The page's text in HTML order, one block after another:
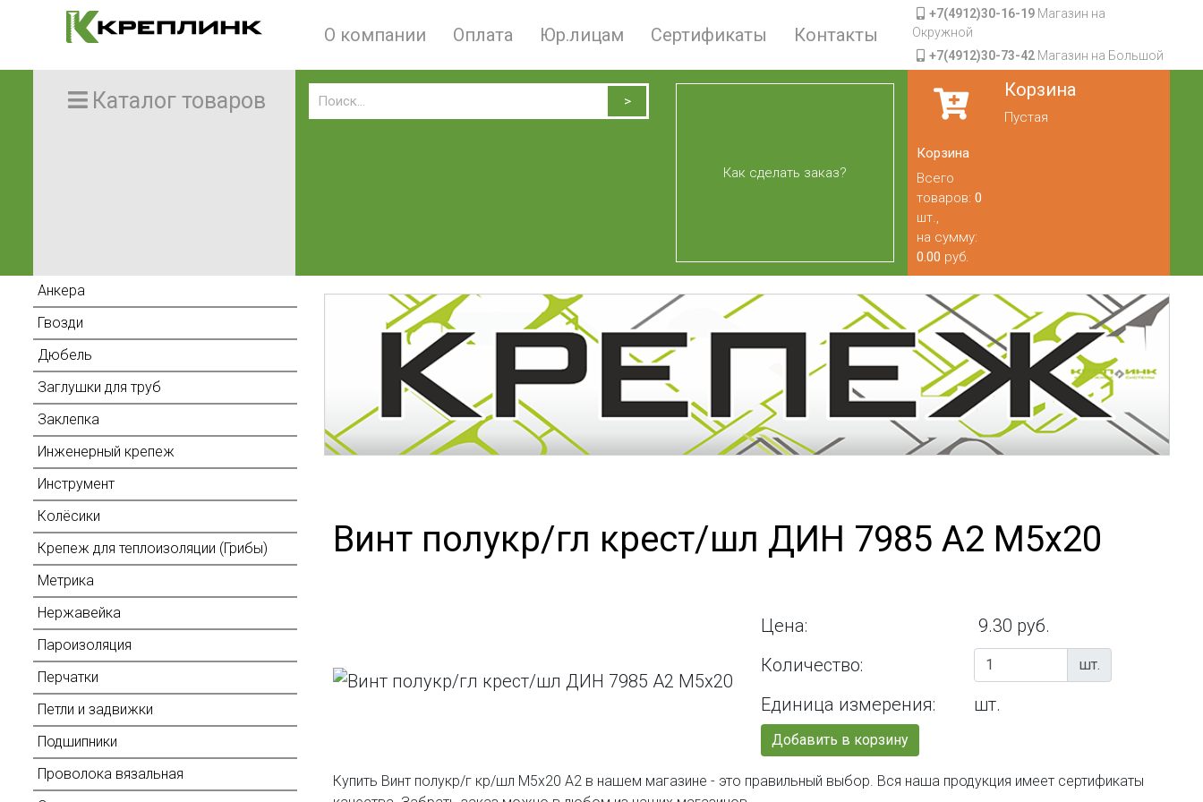
О компании Оплата Юр.лицам Сертификаты Контакты
+7(4912)30-16-19Магазин на
Окружной
+7(4912)30-73-42Магазин на Большой
Каталог товаров
Как сделать заказ?
Корзина
Пустая
Корзина
Всего
товаров: 0
шт.,
на сумму:
0.00 руб.
Анкера
Гвозди
Дюбель
Заглушки для труб
Заклепка
Инженерный крепеж
Инструмент
Колёсики
Крепеж для теплоизоляции (Грибы)
Метрика
Нержавейка
Пароизоляция
Перчатки
Петли и задвижки
Подшипники
Проволока вязальная
Винт полукр/гл крест/шл ДИН 7985 А2 М5х20
Цена:
9.30 руб.
Количество:
шт.
Единица измерения: шт.
Добавить в корзину
Купить Винт полукр/г кр/шл М5х20 А2 в нашем магазине - это правильный выбор. Вся наша продукция имеет сертификаты